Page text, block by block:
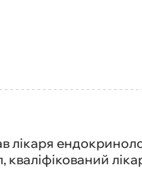
лікаря
кваліфікований